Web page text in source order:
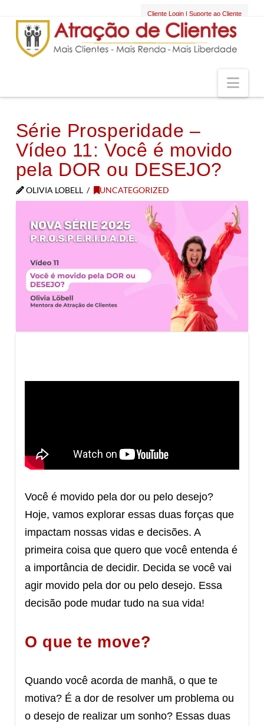
Cliente Login |Suporte ao Cliente
Série Prosperidade –
Vídeo 11: Você é movido
pela DOR ou DESEJO?
OLIVIA LOBELL UNCATEGORIZED
Você é movido pela dor ou pelo desejo?
Hoje, vamos explorar essas duas forças que
impactam nossas vidas e decisões. A
primeira coisa que quero que você entenda é
a importância de decidir. Decida se você vai
agir movido pela dor ou pelo desejo. Essa
decisão pode mudar tudo na sua vida!
O que te move?
Quando você acorda de manhã, o que te
motiva? É a dor de resolver um problema ou
o desejo de realizar um sonho? Essas duas